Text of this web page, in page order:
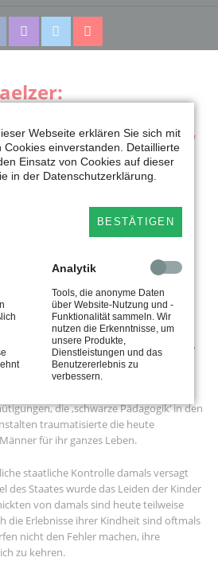
Instagram
leiden bis
Zeit für Aufklärung“
NRW hat heute (07.10.2020) den
Verschickt um gesund zu
Gewalt gegen Kinder in
Plenum eingebracht. Dr. Dennis
Kinder und Jugend der SPD-
erwachsen, doch unter den
sie bis heute. Deshalb wird es Zeit,
Verantwortung stellen und die
die 1990er Jahre hinein an Kindern
Essenszwang, körperliche
die ‚schwarze Pädagogik‘ in den
traumatisierte die heute
für ihr ganzes Leben.
staatliche Kontrolle damals versagt
des Staates wurde das Leiden der Kinder
von damals sind heute teilweise
die Erlebnisse ihrer Kindheit sind oftmals
nicht den Fehler machen, ihre
zu kehren.
Webseite erklären Sie sich mit
Cookies einverstanden. Detaillierte
Einsatz von Cookies auf dieser
in der Datenschutzerklärung.
BESTÄTIGEN
Analytik
Tools, die anonyme Daten
über Website-Nutzung und -
Funktionalität sammeln. Wir
nutzen die Erkenntnisse, um
unsere Produkte,
Dienstleistungen und das
Benutzererlebnis zu
verbessern.